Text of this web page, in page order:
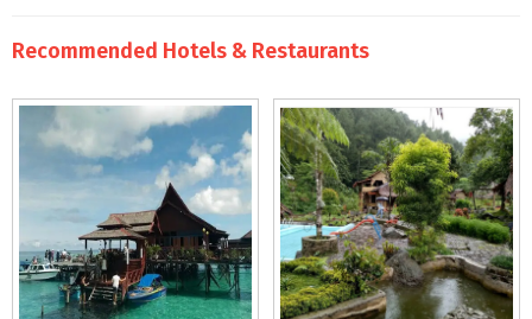
Recommended Hotels & Restaurants